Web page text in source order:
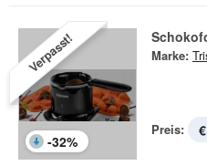
Verpasst!
-32%
Marke:
Preis: